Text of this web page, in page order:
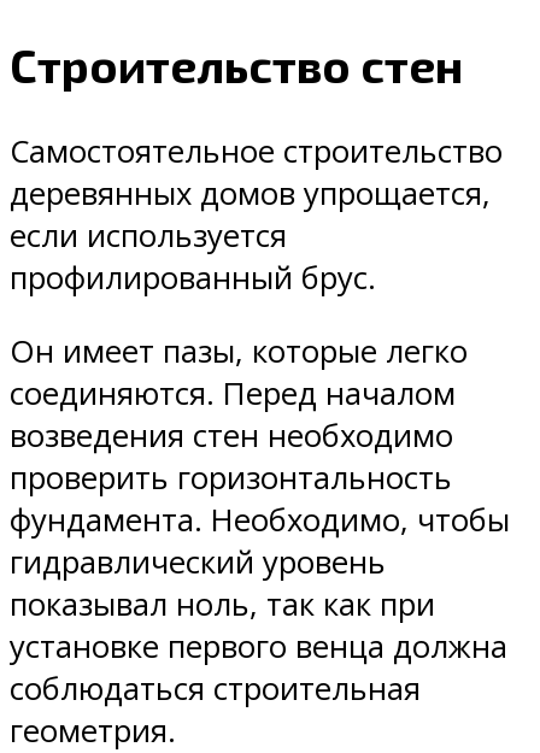
Строительство стен
Самостоятельное строительство
деревянных домов упрощается,
если используется
профилированный брус.
Он имеет пазы, которые легко
соединяются. Перед началом
возведения стен необходимо
проверить горизонтальность
фундамента. Необходимо, чтобы
гидравлический уровень
показывал ноль, так как при
установке первого венца должна
соблюдаться строительная
геометрия.